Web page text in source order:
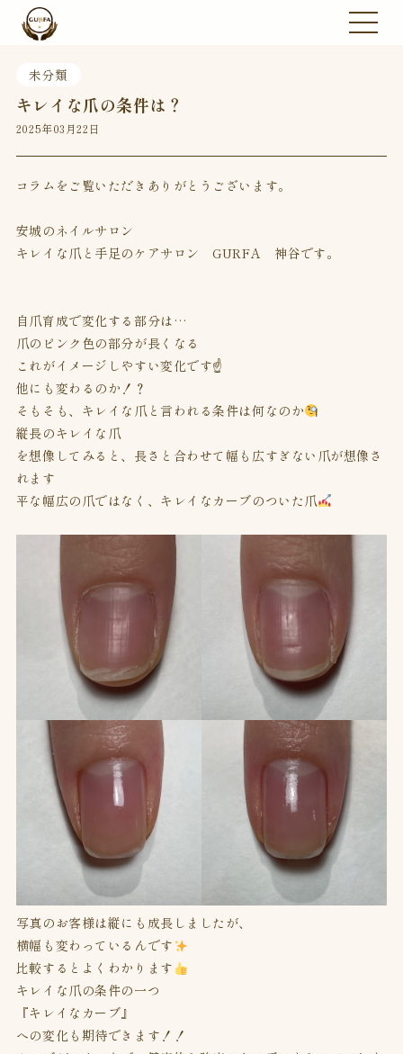
未分類
キレイな爪の条件は？
2025年03月22日
コラムをご覧いただきありがとうございます。
安城のネイルサロン
キレイな爪と手足のケアサロン GURFA 神谷です。
自爪育成で変化する部分は…
爪のピンク色の部分が長くなる
これがイメージしやすい変化です☝️
他にも変わるのか！？
そもそも、キレイな爪と言われる条件は何なのか
縦長のキレイな爪
を想像してみると、長さと合わせて幅も広すぎない爪が想像さ
れます
平な幅広の爪ではなく、キレイなカーブのついた爪
写真のお客様は縦にも成長しましたが、
横幅も変わっているんです
比較するとよくわかります
キレイな爪の条件の一つ
『キレイなカーブ』
への変化も期待できます！！